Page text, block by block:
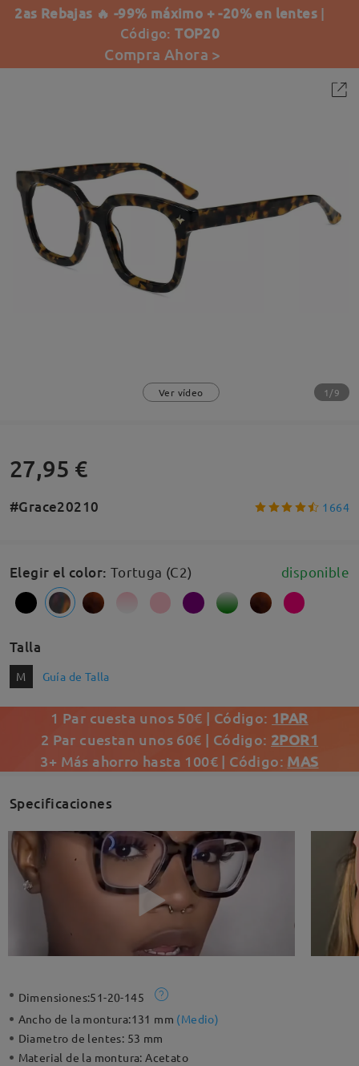
2as Rebajas 🔥 -99% máximo + -20% en lentes |
Código:TOP20
Compra Ahora >
Ver vídeo 1/9
27,95 €
#Grace20210 1664
Elegir el color: Tortuga (C2) disponible
Talla
M Guía de Talla
1 Par cuesta unos 50€ | Código: 1PAR
2 Par cuestan unos 60€ | Código: 2POR1
3+ Más ahorro hasta 100€ | Código: MAS
Specificaciones
Dimensiones:51-20-145
Ancho de la montura:131 mm (Medio)
Diametro de lentes: 53 mm
Material de la montura:Acetato